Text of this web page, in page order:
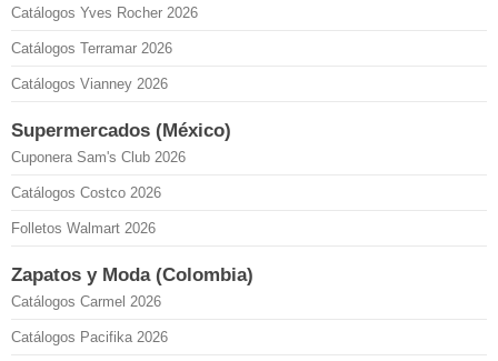
Catálogos Yves Rocher 2026
Catálogos Terramar 2026
Catálogos Vianney 2026
Supermercados (México)
Cuponera Sam's Club 2026
Catálogos Costco 2026
Folletos Walmart 2026
Zapatos y Moda (Colombia)
Catálogos Carmel 2026
Catálogos Pacifika 2026